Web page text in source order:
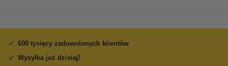
600 tysięcy zadowolonych klientów
Wysyłka już dzisiaj!